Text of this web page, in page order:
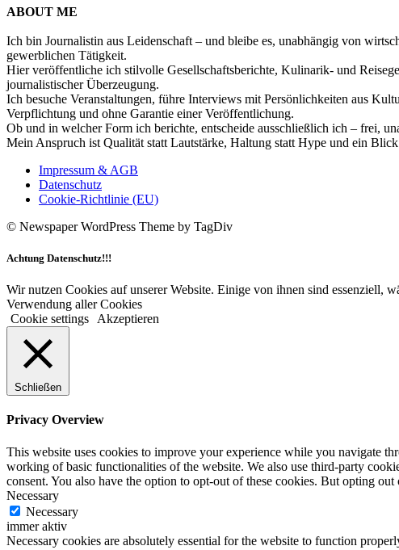
ABOUT ME
Ich bin Journalistin aus Leidenschaft – und bleibe es, unabhängig von
gewerblichen Tätigkeit.
Hier veröffentliche ich stilvolle Gesellschaftsberichte, Kulinarik- und
journalistischer Überzeugung.
Ich besuche Veranstaltungen, führe Interviews mit Persönlichkeiten aus
Verpflichtung und ohne Garantie einer Veröffentlichung.
Ob und in welcher Form ich berichte, entscheide ausschließlich ich – frei,
Mein Anspruch ist Qualität statt Lautstärke, Haltung statt Hype und ein
Impressum & AGB
Datenschutz
Cookie-Richtlinie (EU)
© Newspaper WordPress Theme by TagDiv
Achtung Datenschutz!!!
Wir nutzen Cookies auf unserer Website. Einige von ihnen sind essenziell,
Verwendung aller Cookies
Cookie settings
Akzeptieren
Schließen
Privacy Overview
This website uses cookies to improve your experience while you navigate
working of basic functionalities of the website. We also use third-party
consent. You also have the option to opt-out of these cookies. But opting
Necessary
Necessary
immer aktiv
Necessary cookies are absolutely essential for the website to function